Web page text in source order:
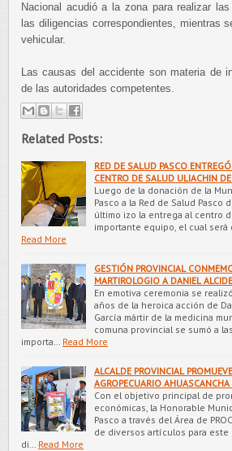
Nacional acudió a la zona para realizar
las diligencias correspondientes, mientras
vehicular.
Las causas del accidente son materia de
de las autoridades competentes.
Related Posts:
RED DE SALUD PASCO
CENTRO DE SALUD ULIACHIN
Luego de la donación de la
Pasco a la Red de Salud Pasco
último izo la entrega al centro
importante equipo, el cual será
Read More
GESTIÓN PROVINCIAL
MARTIROLOGIO A DANIEL
En emotiva ceremonia se
años de la heroica acción de
García mártir de la medicina
comuna provincial se sumó a
importa…
Read More
ALCALDE PROVINCIAL
AGROPECUARIO AHUASCANCHA
Con el objetivo principal de
económicas, la Honorable
Pasco a través del Área de
de diversos artículos para
di…
Read More